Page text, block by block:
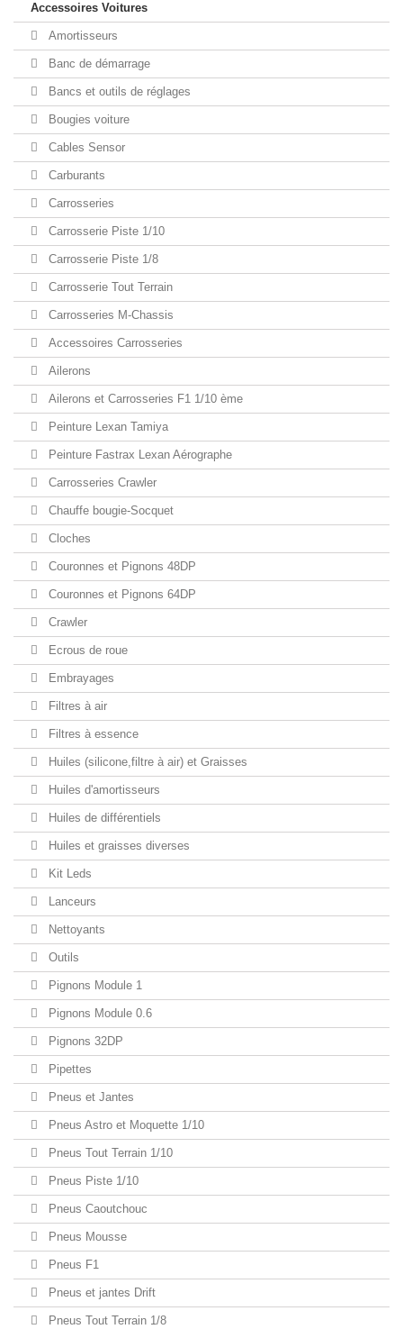
Accessoires Voitures
Amortisseurs
Banc de démarrage
Bancs et outils de réglages
Bougies voiture
Cables Sensor
Carburants
Carrosseries
Carrosserie Piste 1/10
Carrosserie Piste 1/8
Carrosserie Tout Terrain
Carrosseries M-Chassis
Accessoires Carrosseries
Ailerons
Ailerons et Carrosseries F1 1/10 ème
Peinture Lexan Tamiya
Peinture Fastrax Lexan Aérographe
Carrosseries Crawler
Chauffe bougie-Socquet
Cloches
Couronnes et Pignons 48DP
Couronnes et Pignons 64DP
Crawler
Ecrous de roue
Embrayages
Filtres à air
Filtres à essence
Huiles (silicone,filtre à air) et Graisses
Huiles d'amortisseurs
Huiles de différentiels
Huiles et graisses diverses
Kit Leds
Lanceurs
Nettoyants
Outils
Pignons Module 1
Pignons Module 0.6
Pignons 32DP
Pipettes
Pneus et Jantes
Pneus Astro et Moquette 1/10
Pneus Tout Terrain 1/10
Pneus Piste 1/10
Pneus Caoutchouc
Pneus Mousse
Pneus F1
Pneus et jantes Drift
Pneus Tout Terrain 1/8